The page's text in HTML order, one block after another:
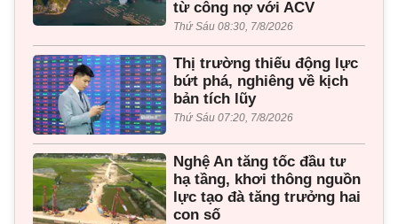
từ công nợ với ACV
Thứ Sáu 08:30, 7/8/2026
Thị trường thiếu động lực
bứt phá, nghiêng về kịch
bản tích lũy
Thứ Sáu 07:20, 7/8/2026
Nghệ An tăng tốc đầu tư
hạ tầng, khơi thông nguồn
lực tạo đà tăng trưởng hai
con số